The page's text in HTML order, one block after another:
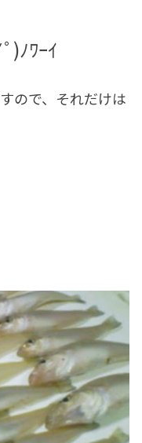
)ﾉﾜｰｲ
ので、それだけは